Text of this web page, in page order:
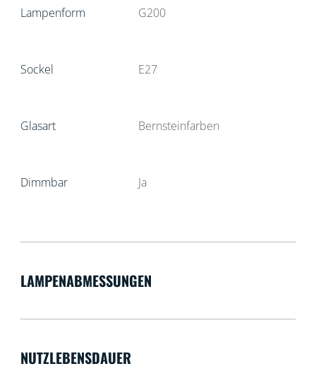
Lampenform G200
Sockel E27
Glasart Bernsteinfarben
Dimmbar Ja
LAMPENABMESSUNGEN
NUTZLEBENSDAUER